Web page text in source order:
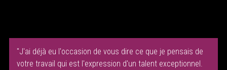
"J'ai déjà eu l'occasion de vous dire ce que je pensais de
votre travail qui est l'expression d'un talent exceptionnel.